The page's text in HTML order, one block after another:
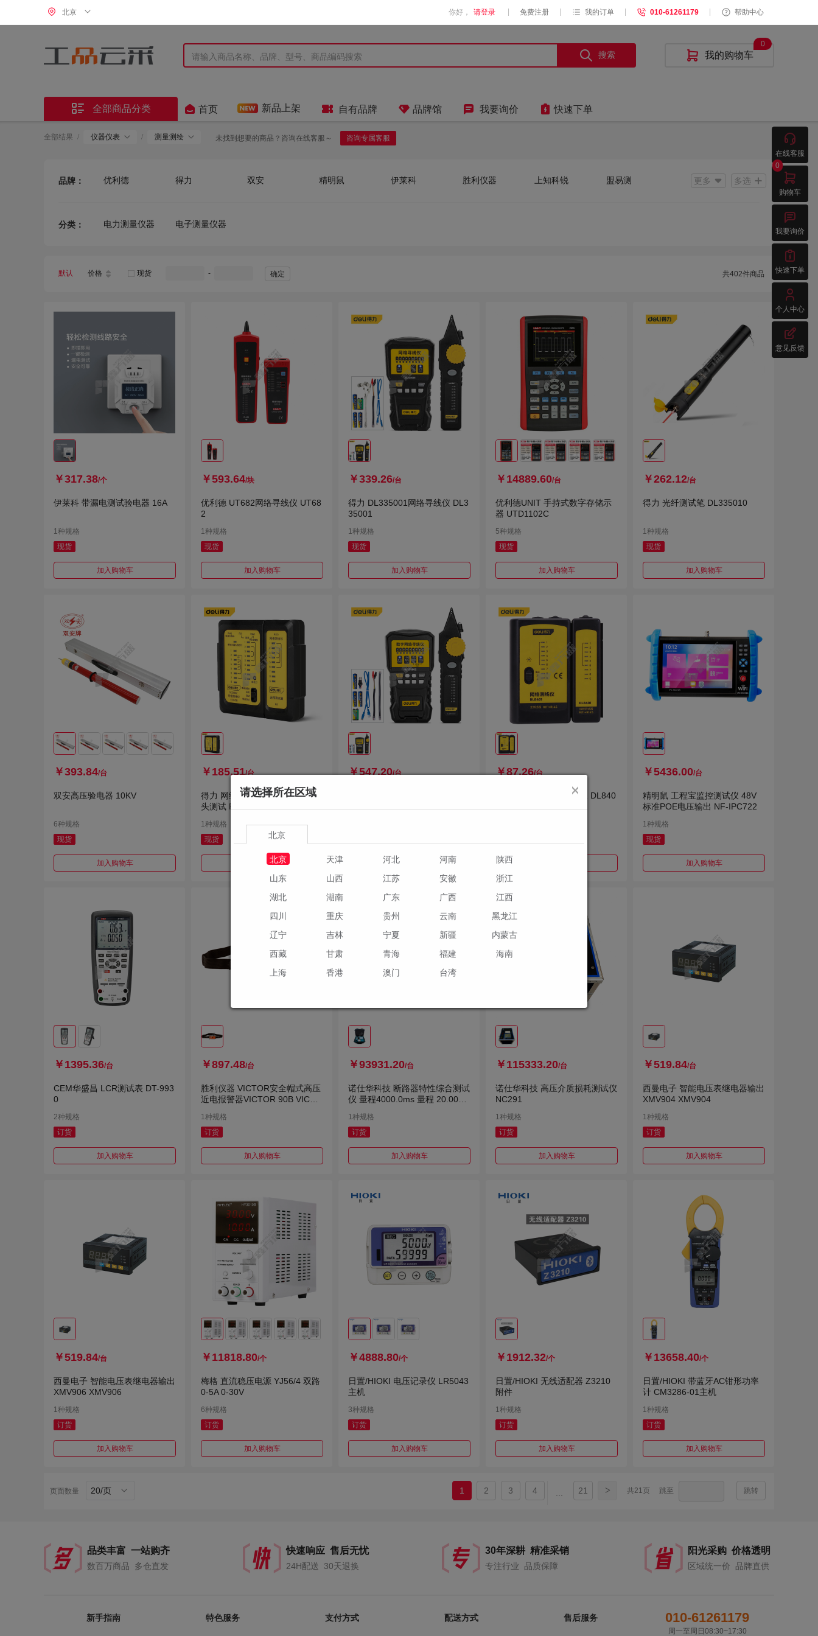
北京 你好， 请登录 免费注册 我的订单 010-61261179 帮助中心
搜索  我的购物车
0
 全部商品分类  首页 新品上架  自有品牌  品牌馆  我要询价  快速下单
全部结果 / 仪器仪表 / 测量测绘 未找到想要的商品？咨询在线客服～ 咨询专属客服
品牌： 优利德 得力 双安 精明鼠 伊莱科 胜利仪器 上知科锐
盟易测
其他
胜利仪器
更多 多选
分类： 电力测量仪器 电子测量仪器
默认 价格 现货 - 确定 共402件商品
￥317.38/个
伊莱科 带漏电测试验电器 16A
1种规格
现货
加入购物车
￥593.64/块
优利德 UT682网络寻线仪 UT68
2
1种规格
现货
加入购物车
￥339.26/台
得力 DL335001网络寻线仪 DL3
35001
1种规格
现货
加入购物车
￥14889.60/台
优利德UNIT 手持式数字存储示
器 UTD1102C
5种规格
现货
加入购物车
￥262.12/台
得力 光纤测试笔 DL335010
1种规格
现货
加入购物车
￥393.84/台
双安高压验电器 10KV
6种规格
现货
加入购物车
￥185.51/台
得力 网络测线仪RJ45+RJ11单
头测试 RJ45+RJ11/DL335102
1种规格
现货
加入购物车
￥547.20/台
加入购物车
￥87.26/台
得力 DL8401网络测线仪 DL840
￥5436.00/台
精明鼠 工程宝监控测试仪 48V
标准POE电压输出 NF-IPC722
1种规格
现货
加入购物车
￥1395.36/台
CEM华盛昌 LCR测试表 DT-993
0
2种规格
订货
加入购物车
￥897.48/台
胜利仪器 VICTOR安全帽式高压
近电报警器VICTOR 90B VICTO
1种规格
订货
加入购物车
￥93931.20/台
诺仕华科技 断路器特性综合测试
仪 量程4000.0ms 量程 20.00A
1种规格
订货
加入购物车
￥115333.20/台
诺仕华科技 高压介质损耗测试仪
NC291
1种规格
订货
加入购物车
￥519.84/台
西曼电子 智能电压表继电器输出
XMV904 XMV904
1种规格
订货
加入购物车
￥519.84/台
西曼电子 智能电压表继电器输出
XMV906 XMV906
1种规格
订货
加入购物车
￥11818.80/个
梅格 直流稳压电源 YJ56/4 双路
0-5A 0-30V
6种规格
订货
加入购物车
￥4888.80/个
日置/HIOKI 电压记录仪 LR5043
主机
3种规格
订货
加入购物车
￥1912.32/个
日置/HIOKI 无线适配器 Z3210
附件
1种规格
订货
加入购物车
￥13658.40/个
日置/HIOKI 带蓝牙AC钳形功率
计 CM3286-01主机
1种规格
订货
加入购物车
页面数量 20/页 1 2 3 4 21 > 共21页 跳至 跳转
品类丰富 一站购齐
数百万商品 多仓直发
快速响应 售后无忧
24H配送 30天退换
30年深耕 精准采销
专注行业 品质保障
阳光采购 价格透明
区域统一价 品牌直供
新手指南 特色服务 支付方式 配送方式 售后服务 010-61261179
周一至周日08:30~17:30

在线客服

购物车
0

我要询价

快速下单

个人中心

意见反馈
请选择所在区域
北京
北京
天津 河北 河南
陕西
山东
山西 江苏 安徽
浙江
湖北
湖南 广东 广西
江西
四川
重庆 贵州 云南
黑龙江
辽宁
吉林 宁夏 新疆
内蒙古
西藏
甘肃 青海 福建
海南
上海
香港 澳门 台湾